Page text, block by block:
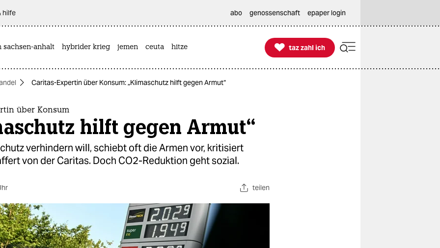
hilfe abo genossenschaft epaper login
sachsen-anhalt hybrider krieg jemen ceuta hitze 
taz zahl ich
taz zahl ich
Caritas-Expertin über Konsum: „Klimaschutz hilft gegen Armut“
über Konsum
hilft gegen Armut“
verhindern will, schiebt oft die Armen vor, kritisiert
von der Caritas. Doch CO2-Reduktion geht sozial.
teilen